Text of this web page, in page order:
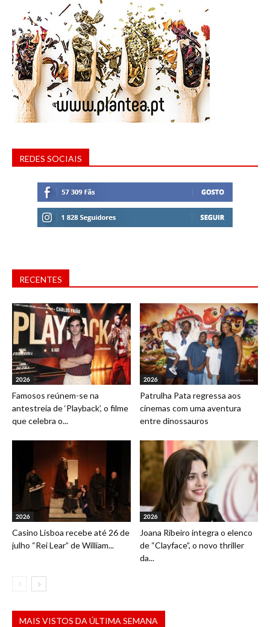
REDES SOCIAIS
RECENTES
2026
Famosos reúnem-se na
antestreia de ‘Playback’, o filme
que celebra o...
2026
Patrulha Pata regressa aos
cinemas com uma aventura
entre dinossauros
2026
Casino Lisboa recebe até 26 de
julho “Rei Lear” de William...
2026
Joana Ribeiro integra o elenco
de “Clayface”, o novo thriller
da...
MAIS VISTOS DA ÚLTIMA SEMANA